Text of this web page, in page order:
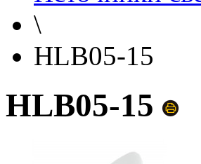
\
HLB05-15
HLB05-15